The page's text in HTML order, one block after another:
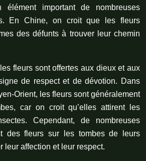
important de nombreuses
En Chine, on croit que les fleurs
des défunts à trouver leur chemin
fleurs sont offertes aux dieux et aux
de respect et de dévotion. Dans
Orient, les fleurs sont généralement
car on croit qu’elles attirent les
Cependant, de nombreuses
des fleurs sur les tombes de leurs
leur affection et leur respect.